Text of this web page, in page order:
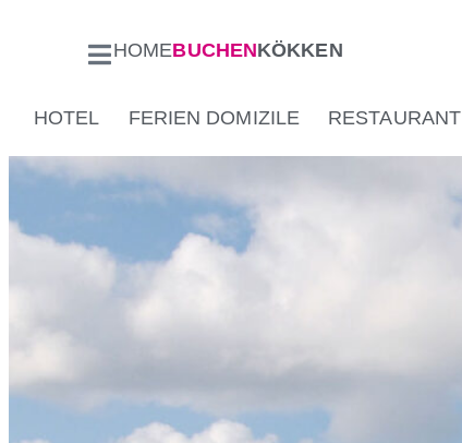
HOMEBUCHENKÖKKEN
HOTEL FERIEN DOMIZILE RESTAURANT